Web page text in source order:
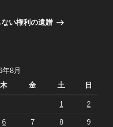
い権利の遺贈
年8月
木 金 土 日
1 2
6 7 8 9